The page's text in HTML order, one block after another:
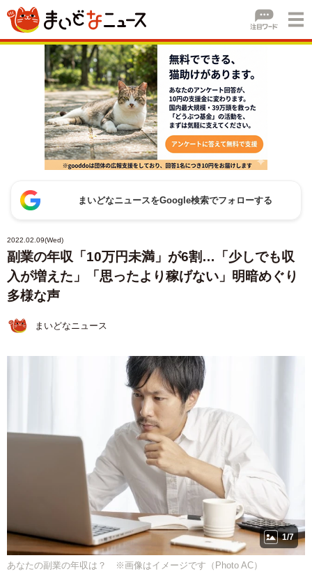
まいどなニュースをGoogle検索でフォローする
2022.02.09(Wed)
副業の年収「10万円未満」が6割…「少しでも収
入が増えた」「思ったより稼げない」明暗めぐり
多様な声
まいどなニュース
1/7
あなたの副業の年収は？ ※画像はイメージです（Photo AC）